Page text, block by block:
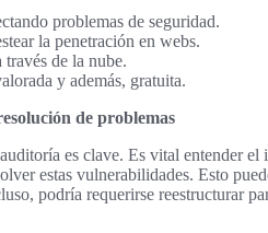
problemas de seguridad.
la penetración en webs.
de la nube.
y además, gratuita.
de problemas
es clave. Es vital entender
estas vulnerabilidades. Esto
podría requerirse reestructurar